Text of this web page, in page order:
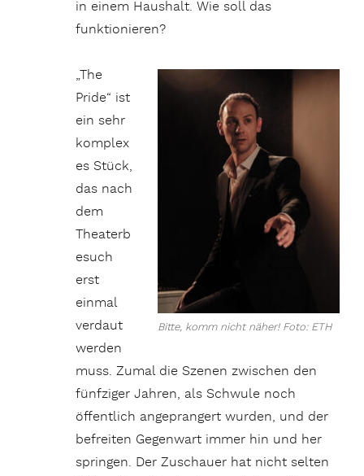
in einem Haushalt. Wie soll das
funktionieren?
Bitte, komm nicht näher! Foto: ETH
„The
Pride“ ist
ein sehr
komplex
es Stück,
das nach
dem
Theaterb
esuch
erst
einmal
verdaut
werden
muss. Zumal die Szenen zwischen den
fünfziger Jahren, als Schwule noch
öffentlich angeprangert wurden, und der
befreiten Gegenwart immer hin und her
springen. Der Zuschauer hat nicht selten